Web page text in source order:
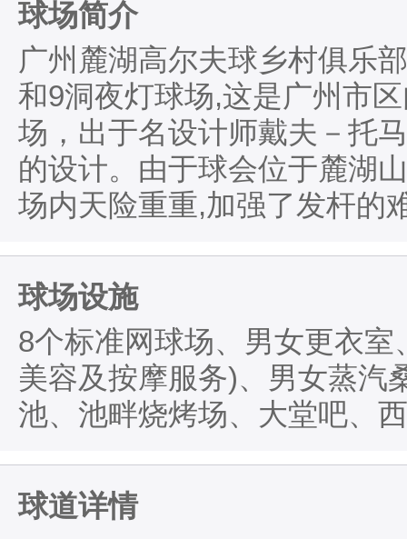
球场简介
广州麓湖高尔夫球乡村俱乐
和9洞夜灯球场,这是广州市
场，出于名设计师戴夫－托
的设计。由于球会位于麓湖
场内天险重重,加强了发杆的
球场设施
8个标准网球场、男女更衣
美容及按摩服务)、男女蒸汽
池、池畔烧烤场、大堂吧、
球道详情